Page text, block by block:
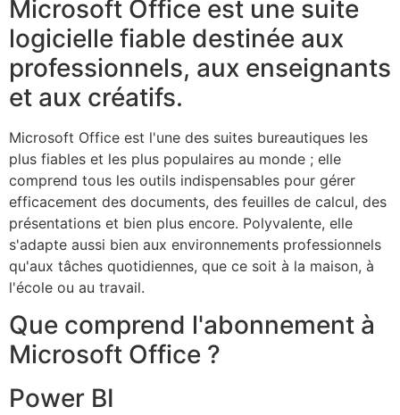
Microsoft Office est une suite
logicielle fiable destinée aux
professionnels, aux enseignants
et aux créatifs.
Microsoft Office est l'une des suites bureautiques les
plus fiables et les plus populaires au monde ; elle
comprend tous les outils indispensables pour gérer
efficacement des documents, des feuilles de calcul, des
présentations et bien plus encore. Polyvalente, elle
s'adapte aussi bien aux environnements professionnels
qu'aux tâches quotidiennes, que ce soit à la maison, à
l'école ou au travail.
Que comprend l'abonnement à
Microsoft Office ?
Power BI